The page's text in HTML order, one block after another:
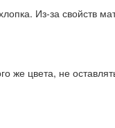
Из-за свойств
же цвета, не